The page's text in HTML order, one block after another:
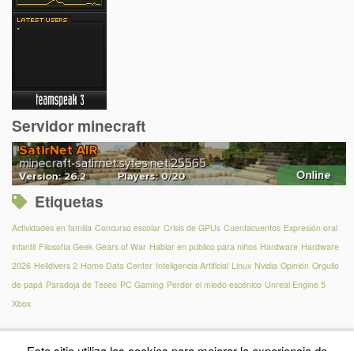
Servidor minecraft
Etiquetas
Actividades en familia Concurso escolar Crisis de GPUs Cuentacuentos Expresión oral
infantil Filosofía Geek Gears of War Hablar en público para niños Hardware Hardware
2026 Helldivers 2 Home Data Center Inteligencia Artificial Linux Nvidia Opinión Orgullo
de papá Paradoja de Teseo PC Gaming Perder el miedo escénico Unreal Engine 5
Xbox